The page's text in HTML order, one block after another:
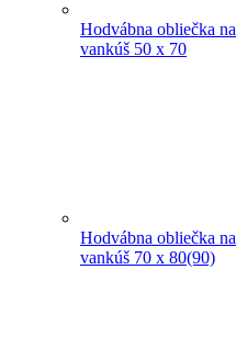
Hodvábna obliečka na
vankúš 50 x 70
Hodvábna obliečka na
vankúš 70 x 80(90)